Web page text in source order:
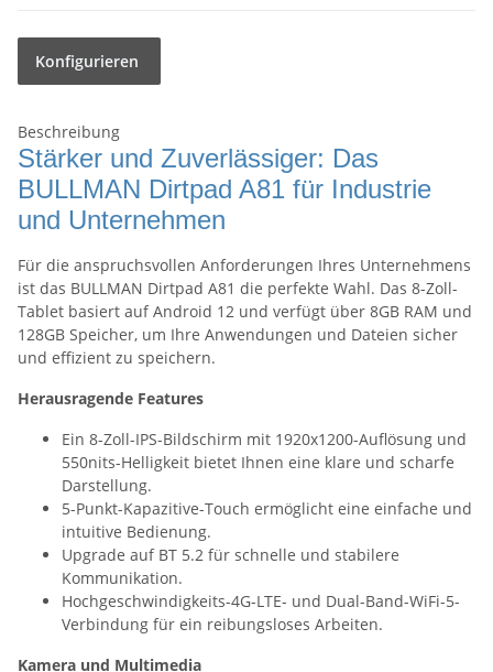
Konfigurieren
Beschreibung
Stärker und Zuverlässiger: Das
BULLMAN Dirtpad A81 für Industrie
und Unternehmen
Für die anspruchsvollen Anforderungen Ihres Unternehmens
ist das BULLMAN Dirtpad A81 die perfekte Wahl. Das 8-Zoll-
Tablet basiert auf Android 12 und verfügt über 8GB RAM und
128GB Speicher, um Ihre Anwendungen und Dateien sicher
und effizient zu speichern.
Herausragende Features
Ein 8-Zoll-IPS-Bildschirm mit 1920x1200-Auflösung und
550nits-Helligkeit bietet Ihnen eine klare und scharfe
Darstellung.
5-Punkt-Kapazitive-Touch ermöglicht eine einfache und
intuitive Bedienung.
Upgrade auf BT 5.2 für schnelle und stabilere
Kommunikation.
Hochgeschwindigkeits-4G-LTE- und Dual-Band-WiFi-5-
Verbindung für ein reibungsloses Arbeiten.
Kamera und Multimedia